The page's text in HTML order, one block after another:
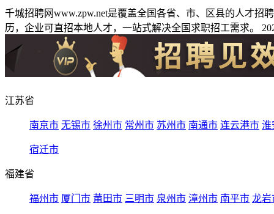
千城招聘网www.zpw.net是覆盖全国各省、市、区县的人才
历，企业可直招本地人才，一站式解决全国求职招工需求。
江苏省
南京市 无锡市 徐州市 常州市 苏州市 南通市 连云港市 淮
宿迁市
福建省
福州市 厦门市 莆田市 三明市 泉州市 漳州市 南平市 龙岩